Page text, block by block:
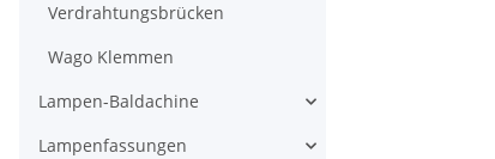
Verdrahtungsbrücken
Wago Klemmen
Lampen-Baldachine
Lampenfassungen